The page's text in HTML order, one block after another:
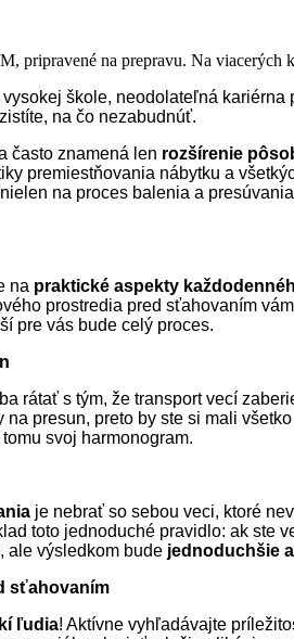
škole, neodolateľná
na čo nezabudnúť.
často znamená len rozšírenie
premiestňovania nábytku a
na proces balenia a
na praktické aspekty
prostredia pred sťahovaním
pre vás bude celý proces.
rátať s tým, že transport vecí
presun, preto by ste si mali
svoj harmonogram.
je nebrať so sebou veci, ktoré
toto jednoduché pravidlo: ak
ale výsledkom bude jednoduchšie
sťahovaním
ľudia! Aktívne vyhľadávajte